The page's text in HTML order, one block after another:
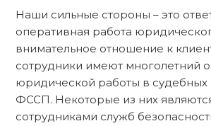
Наши сильные стороны – это
оперативная работа
внимательное отношение к
сотрудники имеют многолетний
юридической работы в судебных
ФССП. Некоторые из них
сотрудниками служб